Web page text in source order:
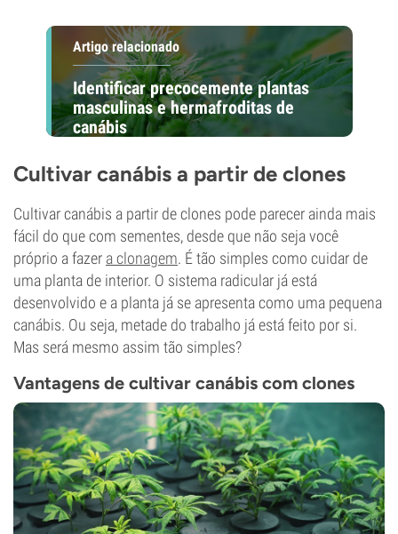
Artigo relacionado
Identificar precocemente plantas
masculinas e hermafroditas de
canábis
Cultivar canábis a partir de clones
Cultivar canábis a partir de clones pode parecer ainda mais
fácil do que com sementes, desde que não seja você
próprio a fazer a clonagem. É tão simples como cuidar de
uma planta de interior. O sistema radicular já está
desenvolvido e a planta já se apresenta como uma pequena
canábis. Ou seja, metade do trabalho já está feito por si.
Mas será mesmo assim tão simples?
Vantagens de cultivar canábis com clones